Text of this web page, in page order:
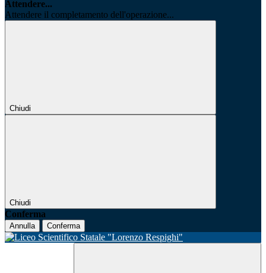
Attendere...
Attendere il completamento dell'operazione...
Chiudi
Chiudi
Conferma
Annulla Conferma